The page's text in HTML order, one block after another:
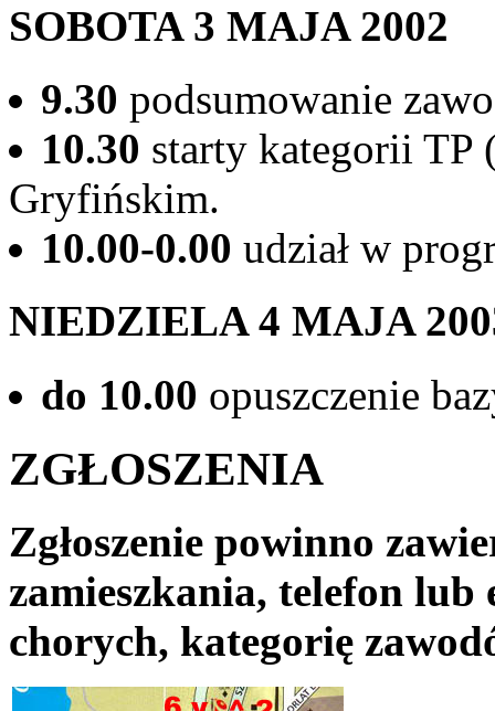
SOBOTA 3 MAJA 2002
9.30 podsumowanie
10.30 starty kategorii TP
Gryfińskim.
10.00-0.00 udział w
NIEDZIELA 4 MAJA
do 10.00 opuszczenie
ZGŁOSZENIA
Zgłoszenie powinno
zamieszkania, telefon
chorych, kategorię